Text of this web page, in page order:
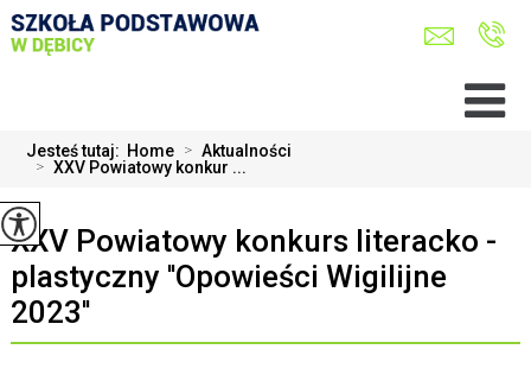
Jesteś tutaj: Home > Aktualności
> XXV Powiatowy konkur ...
XXV Powiatowy konkurs literacko -
plastyczny ''Opowieści Wigilijne
2023''